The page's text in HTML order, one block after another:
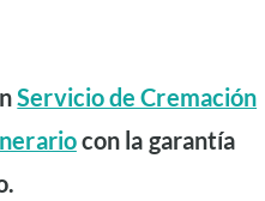
Servicio de Cremación
con la garantía